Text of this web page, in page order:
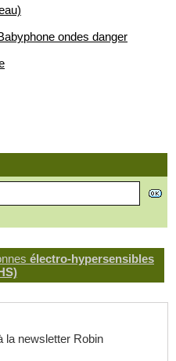
ondes danger
électro-hypersensibles
la newsletter Robin